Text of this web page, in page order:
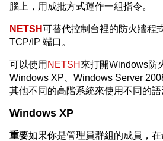
腦上，用成批方式運作一組指令。
NETSH可替代控制台裡的防火牆程
TCP/IP 端口。
可以使用 NETSH 來打開Windows防
Windows XP、Windows Server
其他不同的高階系統來使用不同的語
Windows XP
重要如果你是管理員群組的成員，